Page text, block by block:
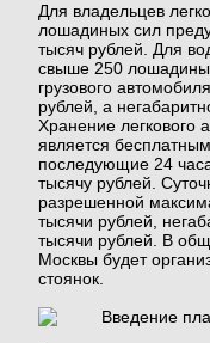
Для владельцев
лошадиных сил
тысяч рублей. Для
свыше 250
грузового
рублей, а
Хранение легкового
является
последующие 24
тысячу рублей.
разрешенной
тысячи рублей,
тысячи рублей. В
Москвы будет
стоянок.